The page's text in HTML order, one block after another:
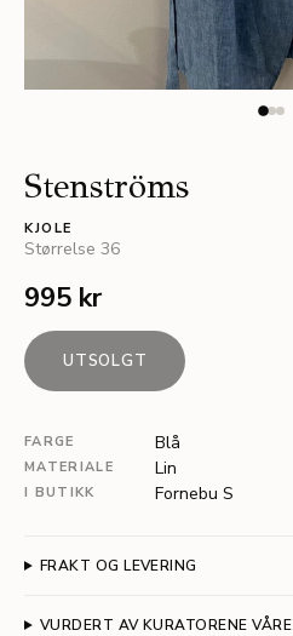
Stenströms
KJOLE
Størrelse 36
995 kr
UTSOLGT
FARGE Blå
MATERIALE Lin
I BUTIKK Fornebu S
FRAKT OG LEVERING
VURDERT AV KURATORENE VÅRE